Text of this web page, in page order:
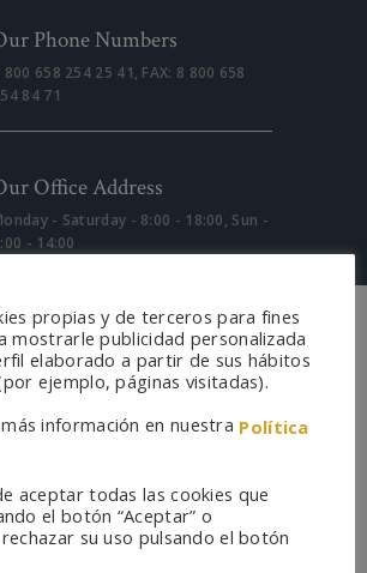
Phone Numbers
800 658 254 25 41, FAX: 8 800 658
84 71
Office Address
- Saturday - 8:00 - 18:00, Sun -
- 14:00
propias y de terceros para fines
mostrarle publicidad personalizada
elaborado a partir de sus hábitos
ejemplo, páginas visitadas).
información en nuestra Política
aceptar todas las cookies que
el botón “Aceptar” o
su uso pulsando el botón